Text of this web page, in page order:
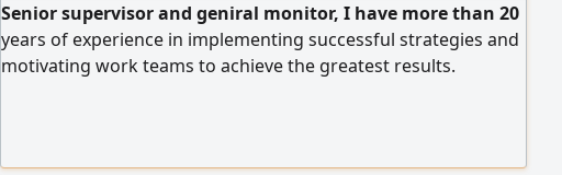
Senior supervisor and geniral monitor, I have more than 20
years of experience in implementing successful strategies and
motivating work teams to achieve the greatest results.